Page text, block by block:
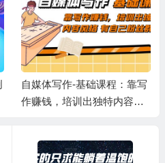
自媒体写作-基础课程：靠写
作赚钱，培训出独特内容风